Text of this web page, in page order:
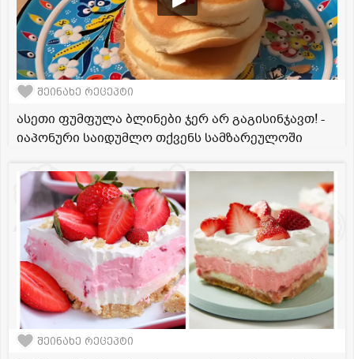
შეინახე რეცეპტი
ასეთი ფუმფულა ბლინები ჯერ არ გაგისინჯავთ! -
იაპონური საიდუმლო თქვენს სამზარეულოში
შეინახე რეცეპტი